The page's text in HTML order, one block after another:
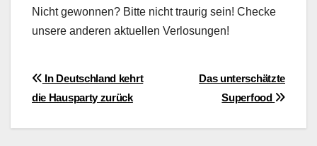
Nicht gewon­nen? Bitte nicht trau­rig sein! Checke
unsere anderen aktuellen Ver­losun­gen!
BeitragsnavigationDas unterschätzte
Superfood
In Deutschland kehrt
die Hausparty zurück